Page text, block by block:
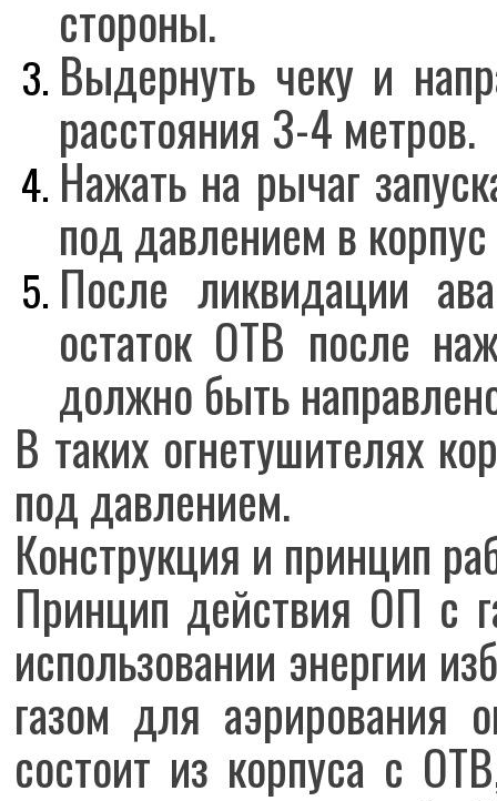
стороны.
Выдернуть чеку и
расстояния 3-4 метров.
Нажать на рычаг
под давлением в
После ликвидации
остаток ОТВ после
должно быть
В таких огнетушителях
под давлением.
Конструкция и принцип
Принцип действия ОП с
использовании энергии
газом для аэрирования
состоит из корпуса с